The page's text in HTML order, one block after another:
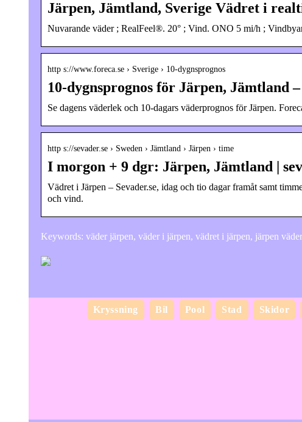
Järpen, Jämtland, Sverige Vädret i
Nuvarande väder ; RealFeel®. 20° ; Vind. ONO 5 mi/h ;
http s://www.foreca.se › Sverige › 10-dygnsprognos
10-dygnsprognos för Järpen, Jämtland –
Se dagens väderlek och 10-dagars väderprognos för Järpen.
http s://sevader.se › Sweden › Jämtland › Järpen › time
I morgon + 9 dgr: Järpen, Jämtland |
Vädret i Järpen – Sevader.se, idag och tio dagar framåt samt
och vind.
Keywords: väder järpen, väder i järpen, vädret i järpen, järpen
Kryssning Bil Pool Stad Skidor